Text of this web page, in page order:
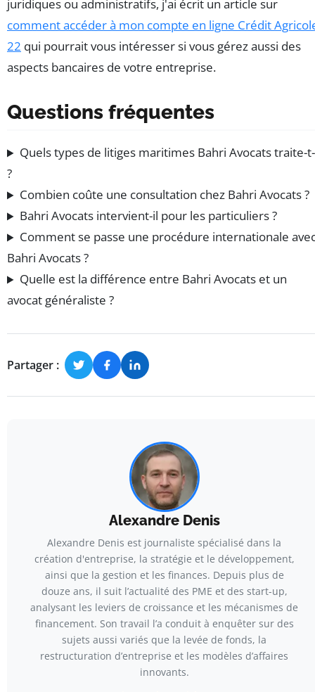
juridiques ou administratifs, j'ai écrit un article sur
comment accéder à mon compte en ligne Crédit
22 qui pourrait vous intéresser si vous gérez aussi des
aspects bancaires de votre entreprise.
Questions fréquentes
Quels types de litiges maritimes Bahri Avocats traite-
?
Combien coûte une consultation chez Bahri Avocats ?
Bahri Avocats intervient-il pour les particuliers ?
Comment se passe une procédure internationale
Bahri Avocats ?
Quelle est la différence entre Bahri Avocats et un
avocat généraliste ?
Partager :
Alexandre Denis
Alexandre Denis est journaliste spécialisé dans la
création d'entreprise, la stratégie et le développement,
ainsi que la gestion et les finances. Depuis plus de
douze ans, il suit l’actualité des PME et des start-up,
analysant les leviers de croissance et les mécanismes de
financement. Son travail l’a conduit à enquêter sur des
sujets aussi variés que la levée de fonds, la
restructuration d’entreprise et les modèles d’affaires
innovants.